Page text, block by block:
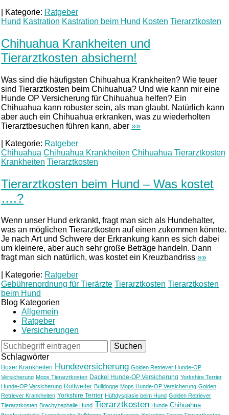
Kategorie: Ratgeber
Hund Kastration Kastration beim Hund Kosten Tierarztkosten
Chihuahua Krankheiten und
Tierarztkosten absichern!
Was sind die häufigsten Chihuahua Krankheiten? Wie teuer
sind Tierarztkosten beim Chihuahua? Und wie kann mir eine
Hunde OP Versicherung für Chihuahua helfen? Ein
Chihuahua kann robuster sein, als man glaubt. Natürlich kann
aber auch ein Chihuahua erkranken, was zu wiederholten
Tierarztbesuchen führen kann, aber »»
Kategorie: Ratgeber
Chihuahua Chihuahua Krankheiten Chihuahua Tierarztkosten
Krankheiten Tierarztkosten
Tierarztkosten beim Hund – Was kostet
….?
Wenn unser Hund erkrankt, fragt man sich als Hundehalter,
was an möglichen Tierarztkosten auf einen zukommen könnte.
Je nach Art und Schwere der Erkrankung kann es sich dabei
um kleinere, aber auch sehr große Beträge handeln. Dann
fragt man sich natürlich, was kostet ein Kreuzbandriss »»
Kategorie: Ratgeber
Gebührenordnung für Tierärzte Tierarztkosten Tierarztkosten
beim Hund
Blog Kategorien
Allgemein
Ratgeber
Versicherungen
Schlagwörter
Boxer Krankheiten Hundeversicherung Golden Retriever Hunde-OP
Versicherung Mops Tierarztkosten Dackel Hunde-OP Versicherung Yorkshire Terrier
Hunde-OP Versicherung Rottweiler Bulldogge Mops Hunde-OP Versicherung Golden
Retriever Krankheiten Yorkshire Terrier Hüftdysplasie beim Hund Golden Retriever
Tierarztkosten Brachyzephalie Hund Tierarztkosten Hunde Chihuahua